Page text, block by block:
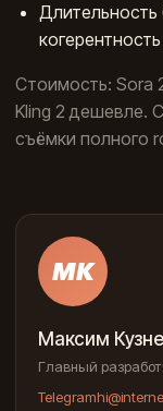
когерентность
Стоимость: Sora
Kling 2 дешевле.
съёмки полного
МК
Максим
Главный
Telegram